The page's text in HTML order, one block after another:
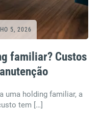
5, 2026
familiar? Custos
uma holding familiar, a
tem […]